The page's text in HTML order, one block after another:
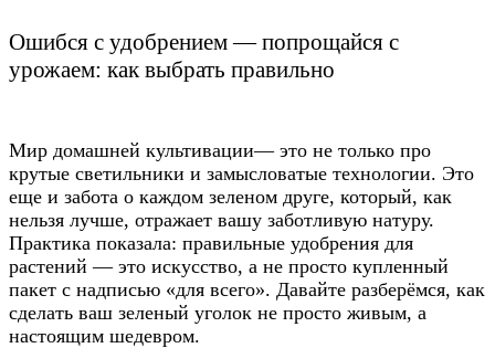
Ошибся с удобрением — попрощайся с
урожаем: как выбрать правильно
Мир домашней культивации— это не только про
крутые светильники и замысловатые технологии. Это
еще и забота о каждом зеленом друге, который, как
нельзя лучше, отражает вашу заботливую натуру.
Практика показала: правильные удобрения для
растений — это искусство, а не просто купленный
пакет с надписью «для всего». Давайте разберёмся, как
сделать ваш зеленый уголок не просто живым, а
настоящим шедевром.